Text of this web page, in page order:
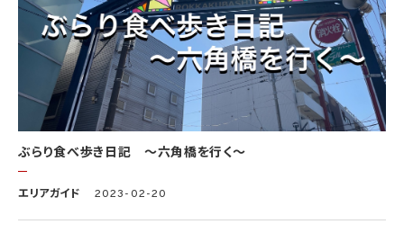
ぶらり食べ歩き日記 〜六角橋を行く〜
エリアガイド 2023-02-20